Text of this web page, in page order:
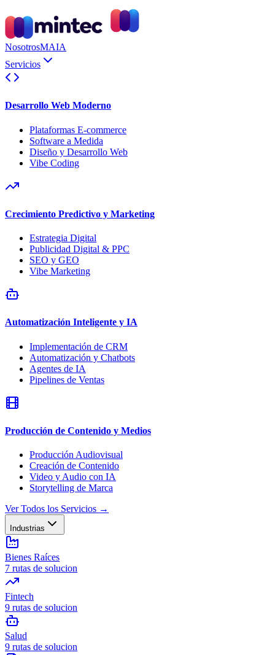
NosotrosMAIA
Servicios
Desarrollo Web Moderno
Plataformas E-commerce
Software a Medida
Diseño y Desarrollo Web
Vibe Coding
Crecimiento Predictivo y Marketing
Estrategia Digital
Publicidad Digital & PPC
SEO y GEO
Vibe Marketing
Automatización Inteligente y IA
Implementación de CRM
Automatización y Chatbots
Agentes de IA
Pipelines de Ventas
Producción de Contenido y Medios
Producción Audiovisual
Creación de Contenido
Video y Audio con IA
Storytelling de Marca
Ver Todos los Servicios →
Industrias
Bienes Raíces
7 rutas de solucion
Fintech
9 rutas de solucion
Salud
9 rutas de solucion